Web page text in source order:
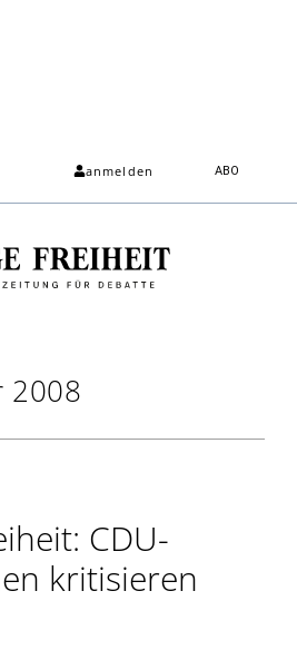
anmelden ABO
2008
CDU-
kritisieren